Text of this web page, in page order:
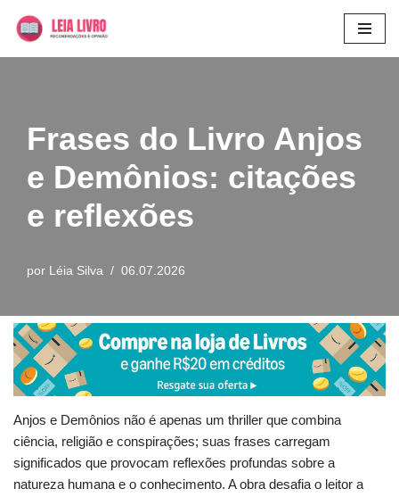
Frases do Livro Anjos
e Demônios: citações
e reflexões
por Léia Silva 06.07.2026
Anjos e Demônios não é apenas um thriller que combina
ciência, religião e conspirações; suas frases carregam
significados que provocam reflexões profundas sobre a
natureza humana e o conhecimento. A obra desafia o leitor a